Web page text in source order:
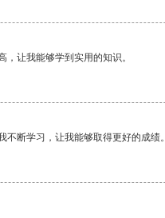
让我能够学到实用的知识。
断学习，让我能够取得更好的成绩。